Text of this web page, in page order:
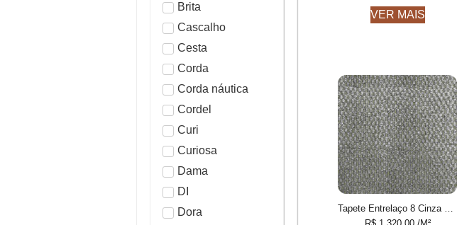
Brita
Cascalho
Cesta
Corda
Corda náutica
Cordel
Curi
Curiosa
Dama
DI
Dora
VER MAIS
R$1.320,00/M²